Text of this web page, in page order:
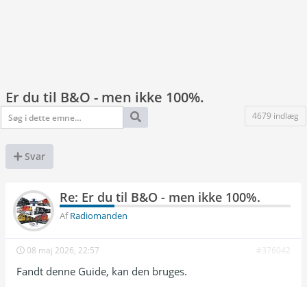
Er du til B&O - men ikke 100%.
4679 indlæg
Svar
Re: Er du til B&O - men ikke 100%.
AfRadiomanden
08 maj 2026, 22:57 #376042
Fandt denne Guide, kan den bruges.